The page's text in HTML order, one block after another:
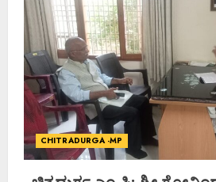
CHITRADURGA -MP